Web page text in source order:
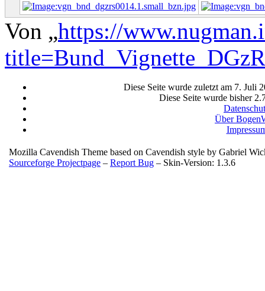
Von „https://
Diese Seite wurde zuletzt am 7. Juli
Diese Seite wurde bisher
Über
Mozilla Cavendish Theme based on Cavendish style by Gabriel
Sourceforge Projectpage – Report Bug – Skin-Version: 1.3.6